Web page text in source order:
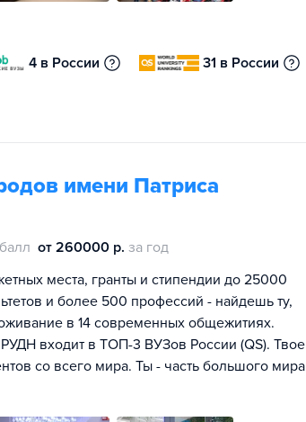
4 в России 31 в России
имени Патриса
от 260000 р. за год
места, гранты и стипендии до 25000
и более 500 профессий - найдешь ту,
в 14 современных общежитиях.
входит в ТОП-3 ВУЗов России (QS). Твое
со всего мира. Ты - часть большого мира